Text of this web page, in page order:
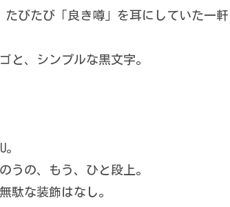
たびたび「良き噂」を耳にしていた一
と、シンプルな黒文字。
うの、もう、ひと段上。
駄な装飾はなし。